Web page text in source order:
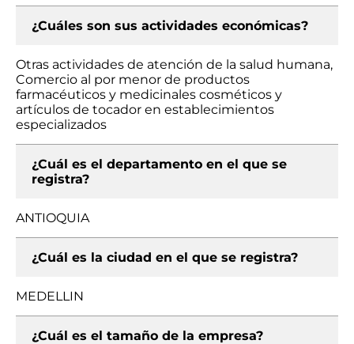
¿Cuáles son sus actividades económicas?
Otras actividades de atención de la salud humana,
Comercio al por menor de productos
farmacéuticos y medicinales cosméticos y
artículos de tocador en establecimientos
especializados
¿Cuál es el departamento en el que se
registra?
ANTIOQUIA
¿Cuál es la ciudad en el que se registra?
MEDELLIN
¿Cuál es el tamaño de la empresa?